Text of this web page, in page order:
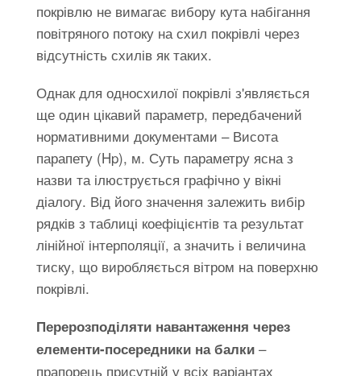
покрівлю не вимагає вибору кута набігання
повітряного потоку на схил покрівлі через
відсутність схилів як таких.
Однак для односхилої покрівлі з'являється
ще один цікавий параметр, передбачений
нормативними документами – Висота
парапету (Hp), м. Суть параметру ясна з
назви та ілюструється графічно у вікні
діалогу. Від його значення залежить вибір
рядків з таблиці коефіцієнтів та результат
лінійної інтерполяції, а значить і величина
тиску, що виробляється вітром на поверхню
покрівлі.
Перерозподіляти навантаження через
елементи-посередники на балки –
прапорець присутній у всіх варіантах